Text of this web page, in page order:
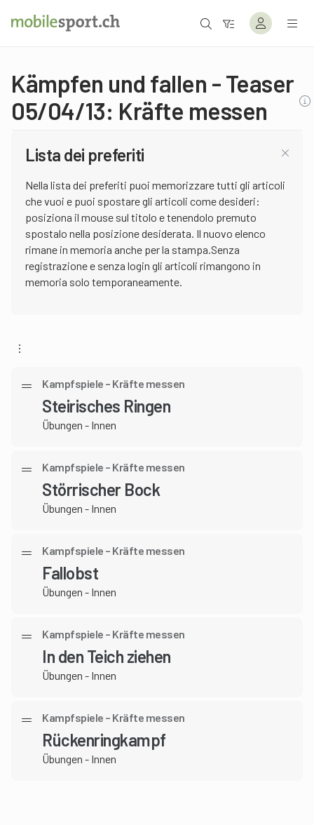
Kämpfen und fallen - Teaser
05/04/13: Kräfte messen
Lista dei preferiti
Nella lista dei preferiti puoi memorizzare tutti gli articoli
che vuoi e puoi spostare gli articoli come desideri:
posiziona il mouse sul titolo e tenendolo premuto
spostalo nella posizione desiderata. Il nuovo elenco
rimane in memoria anche per la stampa.Senza
registrazione e senza login gli articoli rimangono in
memoria solo temporaneamente.
Kampfspiele – Kräfte messen
Steirisches Ringen
Übungen - Innen
Kampfspiele – Kräfte messen
Störrischer Bock
Übungen - Innen
Kampfspiele – Kräfte messen
Fallobst
Übungen - Innen
Kampfspiele – Kräfte messen
In den Teich ziehen
Übungen - Innen
Kampfspiele – Kräfte messen
Rückenringkampf
Übungen - Innen